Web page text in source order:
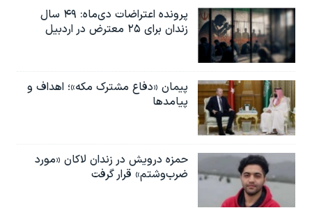
پرونده اعتراضات دی‌ماه: ۴۹ سال
زندان برای ۲۵ معترض در اردبیل
پیمان «دفاع مشترک مکه»؛ اهداف و
پیامدها
حمزه درویش در زندان لاکان «مورد
ضرب‌وشتم» قرار گرفت